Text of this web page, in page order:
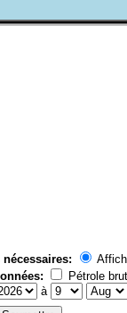
Pétrole brut
à